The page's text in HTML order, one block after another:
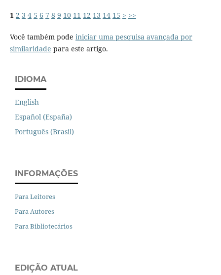
1 2 3 4 5 6 7 8 9 10 11 12 13 14 15 > >>
Você também pode iniciar uma pesquisa avançada por
similaridade para este artigo.
IDIOMA
English
Español (España)
Português (Brasil)
INFORMAÇÕES
Para Leitores
Para Autores
Para Bibliotecários
EDIÇÃO ATUAL